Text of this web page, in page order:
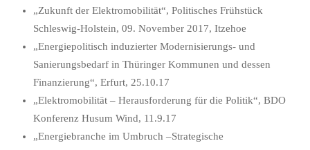
„Zukunft der Elektromobilität“, Politisches Frühstück
Schleswig-Holstein, 09. November 2017, Itzehoe
„Energiepolitisch induzierter Modernisierungs- und
Sanierungsbedarf in Thüringer Kommunen und dessen
Finanzierung“, Erfurt, 25.10.17
„Elektromobilität – Herausforderung für die Politik“, BDO
Konferenz Husum Wind, 11.9.17
„Energiebranche im Umbruch –Strategische